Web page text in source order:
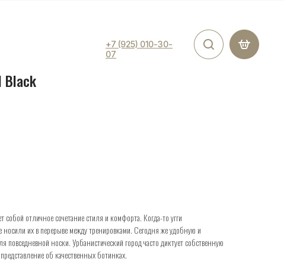
+7 (925) 010-30-
07
Black
собой отличное сочетание стиля и комфорта. Когда-то угги
их в перерыве между тренировками. Сегодня же удобную и
повседневной носки. Урбанистический город часто диктует собственную
об качественных ботинках.